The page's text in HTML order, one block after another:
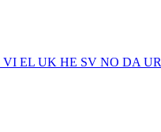
VI EL UK HE SV NO DA UR